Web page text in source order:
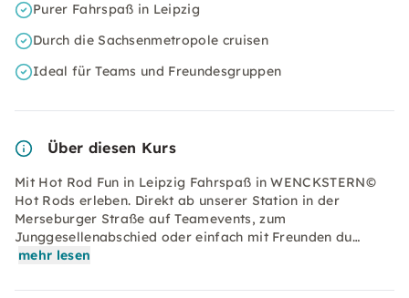
Purer Fahrspaß in Leipzig
Durch die Sachsenmetropole cruisen
Ideal für Teams und Freundesgruppen
Über diesen Kurs
Mit Hot Rod Fun in Leipzig Fahrspaß in WENCKSTERN©
Hot Rods erleben. Direkt ab unserer Station in der
Merseburger Straße auf Teamevents, zum
Junggesellenabschied oder einfach mit Freunden du…
mehr lesen